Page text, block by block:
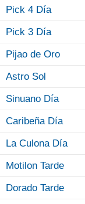
Pick 4 Día
Pick 3 Día
Pijao de Oro
Astro Sol
Sinuano Día
Caribeña Día
La Culona Día
Motilon Tarde
Dorado Tarde